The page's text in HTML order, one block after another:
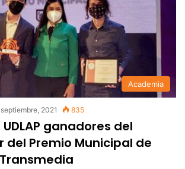
Academia
2021 835
ganadores del
del Premio Municipal de